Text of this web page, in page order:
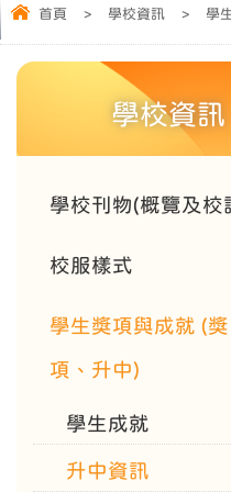
首頁 > 學校資訊 > 學
學校資訊
學校刊物(概覽及校
校服樣式
學生獎項與成就 (獎
項、升中)
學生成就
升中資訊